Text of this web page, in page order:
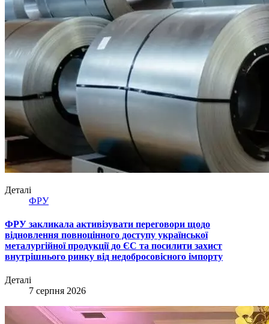
Деталі
ФРУ
ФРУ закликала активізувати переговори щодо
відновлення повноцінного доступу української
металургійної продукції до ЄС та посилити захист
внутрішнього ринку від недобросовісного імпорту
Деталі
7 серпня 2026